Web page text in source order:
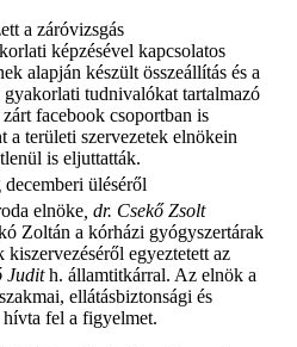
a záróvizsgás
képzésével kapcsolatos
alapján készült összeállítás és a
tudnivalókat tartalmazó
facebook csoportban is
a területi szervezetek elnökein
is eljuttatták.
elnöke , dr. Csekő Zsolt
Zoltán a kórházi gyógyszertárak
egyeztetett az
Judith. államtitkárral. Az elnök a
ellátásbiztonsági és
fel a figyelmet.